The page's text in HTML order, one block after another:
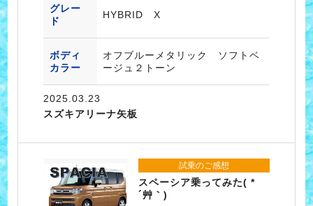
グレー
ド
HYBRID X
ボディ
カラー
オフブルーメタリック ソフトベ
ージュ２トーン
2025.03.23
スズキアリーナ矢板
試乗のご感想
スペーシア乗ってみた( *
´艸｀)